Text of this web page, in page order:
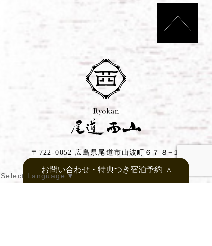
〒722-0052 広島県尾道市山波町６７８−１
お問い合わせ・特典つき宿泊予約 ＞
Select Language ▼